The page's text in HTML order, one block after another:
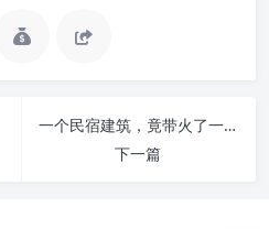
一个民宿建筑，竟带火了一个没落村落！
下一篇